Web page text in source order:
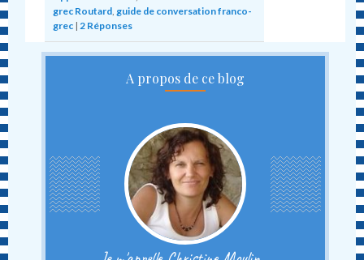
grec Routard,guide de conversation franco-
grec |2 Réponses
A propos de ce blog